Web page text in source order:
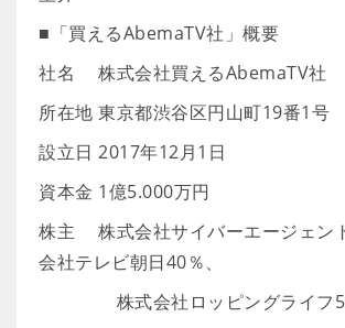
■「買えるAbemaTV社」概要
社名 株式会社買えるAbemaTV社
所在地 東京都渋谷区円山町19番1号
設立日 2017年12月1日
資本金 1億5.000万円
株主 株式会社サイバーエージェン
会社テレビ朝日40％、
株式会社ロッピングライフ5